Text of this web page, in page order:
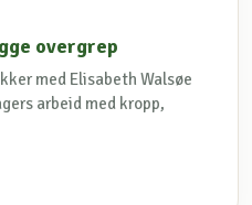
overgrep
med Elisabeth Walsøe
arbeid med kropp,